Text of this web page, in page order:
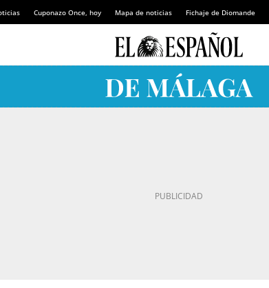
Cuponazo Once, hoy Mapa de noticias Fichaje de Diomande